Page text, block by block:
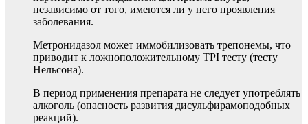
независимо от того, имеются ли у него проявления
заболевания.
Метронидазол может иммобилизовать трепонемы, что
приводит к ложноположительному TPI тесту (тесту
Нельсона).
В период применения препарата не следует употреблять
алкоголь (опасность развития дисульфирамоподобных
реакций).